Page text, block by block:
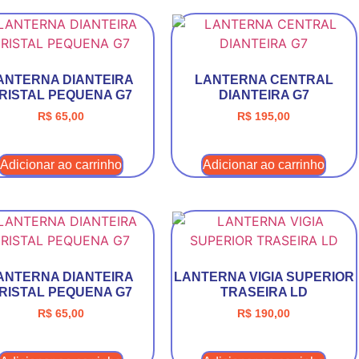
DIANTEIRA
PEQUENA G7
R$65,00
Adicionar ao carrinho
LANTERNA CENTRAL
DIANTEIRA G7
R$ 195,00
Adicionar ao carrinho
DIANTEIRA
PEQUENA G7
R$65,00
LANTERNA VIGIA SUPERIOR
TRASEIRA LD
R$ 190,00